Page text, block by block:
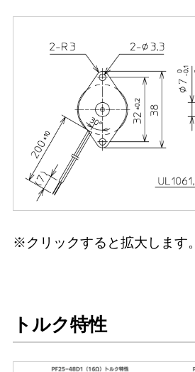
※クリックすると拡大します。
トルク特性